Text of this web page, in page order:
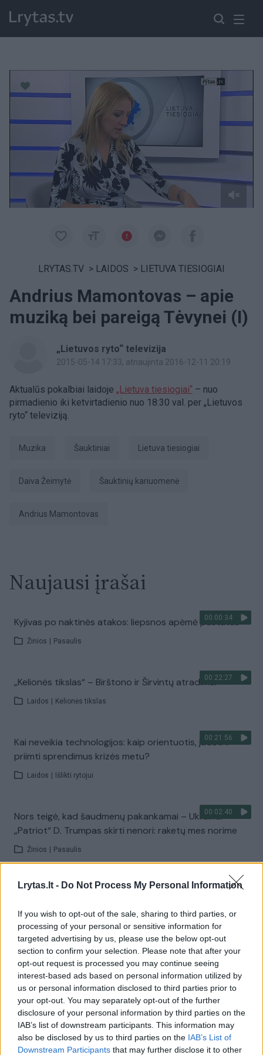
Lrytas.lt - Do Not Process My Personal Information
If you wish to opt-out of the sale, sharing to third parties, or
processing of your personal or sensitive information for
targeted advertising by us, please use the below opt-out
section to confirm your selection. Please note that after your
opt-out request is processed you may continue seeing
interest-based ads based on personal information utilized by
us or personal information disclosed to third parties prior to
your opt-out. You may separately opt-out of the further
disclosure of your personal information by third parties on the
IAB’s list of downstream participants. This information may
also be disclosed by us to third parties on the IAB’s List of
Downstream Participants that may further disclose it to other
LRYTAS.TV > LAIDOS > LIETUVA TIESIOGIAI
Andrius Mamontovas – apie
muziką bei pareigą Tėvynei (I)
„Lietuvos ryto“ televizija
2015-05-14 17:33, atnaujinta 2016-12-11 20:19
Aktualūs pokalbiai laidoje „Lietuva tiesiogiai“ – nuo
pirmadienio iki ketvirtadienio nuo 18:30 val. per „Lietuvos
ryto“ televiziją.
Muzika šauktiniai Lietuva tiesiogiai
Daiva Žeimytė šauktinių kariuomenė
Andrius Mamontovas
Naujausi įrašai
00:00:34
Kyjivas po naktinės atakos: liepsnos apėmė pastatus
Žinios Pasaulis
00:22:27
„Kelionės tikslas“ – Birštono ir Širvintų atradimai
Laidos Kelionės tikslas
00:21:56
Kai neveikia technologijos: kaip orientuotis, judėti ir
priimti sprendimus krizės metu?
Laidos Išlikti rytojui
00:02:40
Nors teigė, kad šaudmenų pakankamai – Ukrainai
„Patriot“ D. Trumpas skirti nenori: raketų mes norime
Žinios Pasaulis
Visi įrašai
Žiūrimiausi įrašai
Vaizdai iš tragiškos avarijos Vilniaus r.: dviejų moterų ir
vaiko gyvybių išgelbėti nepavyko
Žinios Lietuvos diena